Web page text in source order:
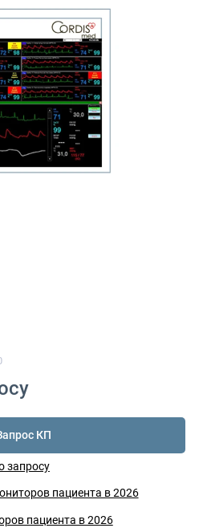
КП
запросу
пациента в 2026
пациента в 2026